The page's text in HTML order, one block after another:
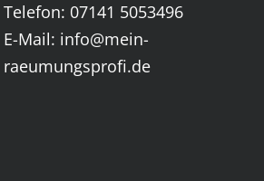
Telefon: 07141 5053496
E-Mail: info@mein-
raeumungsprofi.de